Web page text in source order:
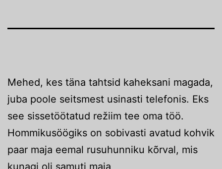
Mehed, kes täna tahtsid kaheksani magada,
juba poole seitsmest usinasti telefonis. Eks
see sissetöötatud režiim tee oma töö.
Hommikusöögiks on sobivasti avatud kohvik
paar maja eemal rusuhunniku kõrval, mis
kunagi oli samuti maja